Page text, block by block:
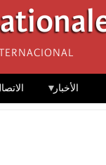
الأخبار